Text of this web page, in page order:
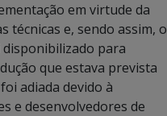
em virtude da
técnicas e, sendo assim, o
para
que estava prevista
adiada devido à
e desenvolvedores de